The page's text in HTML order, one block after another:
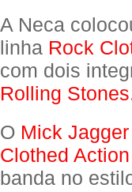
A Neca
linha Rock
com dois
Rolling Stones
O Mick
Clothed
banda no